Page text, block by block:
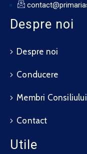
Despre noi
Despre noi
Conducere
Membri
Contact
Utile